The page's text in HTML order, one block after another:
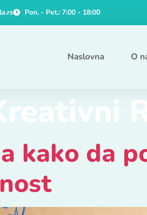
Pon. - Pet.: 7:00 - 18:00
Naslovna O
kako da